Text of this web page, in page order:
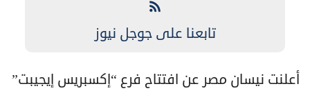
تابعنا على جوجل نيوز
أعلنت نيسان مصر عن افتتاح فرع “إكسبريس إيجيبت”